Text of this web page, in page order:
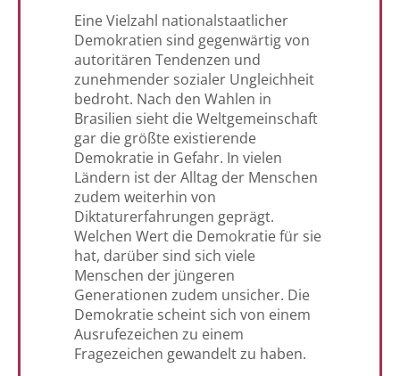
Eine Vielzahl nationalstaatlicher
Demokratien sind gegenwärtig von
autoritären Tendenzen und
zunehmender sozialer Ungleichheit
bedroht. Nach den Wahlen in
Brasilien sieht die Weltgemeinschaft
gar die größte existierende
Demokratie in Gefahr. In vielen
Ländern ist der Alltag der Menschen
zudem weiterhin von
Diktaturerfahrungen geprägt.
Welchen Wert die Demokratie für sie
hat, darüber sind sich viele
Menschen der jüngeren
Generationen zudem unsicher. Die
Demokratie scheint sich von einem
Ausrufezeichen zu einem
Fragezeichen gewandelt zu haben.